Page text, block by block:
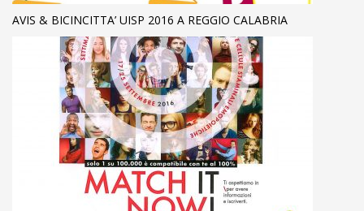
AVIS & BICINCITTA’ UISP 2016 A REGGIO CALABRIA